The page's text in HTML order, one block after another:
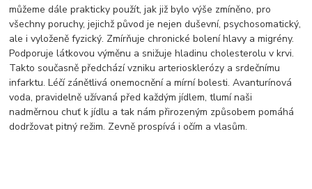
můžeme dále prakticky použít, jak již bylo výše zmíněno, pro
všechny poruchy, jejichž původ je nejen duševní, psychosomatický,
ale i vyloženě fyzický. Zmírňuje chronické boleníhlavy a migrény.
Podporuje látkovou výměnu a snižuje hladinu cholesterolu v krvi.
Takto současně předcházívzniku arteriosklerózy a srdečnímu
infarktu. Léčízánětlivá onemocněnía mírníbolesti. Avanturínová
voda, pravidelně užívaná před každým jídlem, tlumínaši
nadměrnou chuť k jídlu a tak nám přirozeným způsobem pomáhá
dodržovat pitný režim. Zevně prospívá i očím a vlasům.